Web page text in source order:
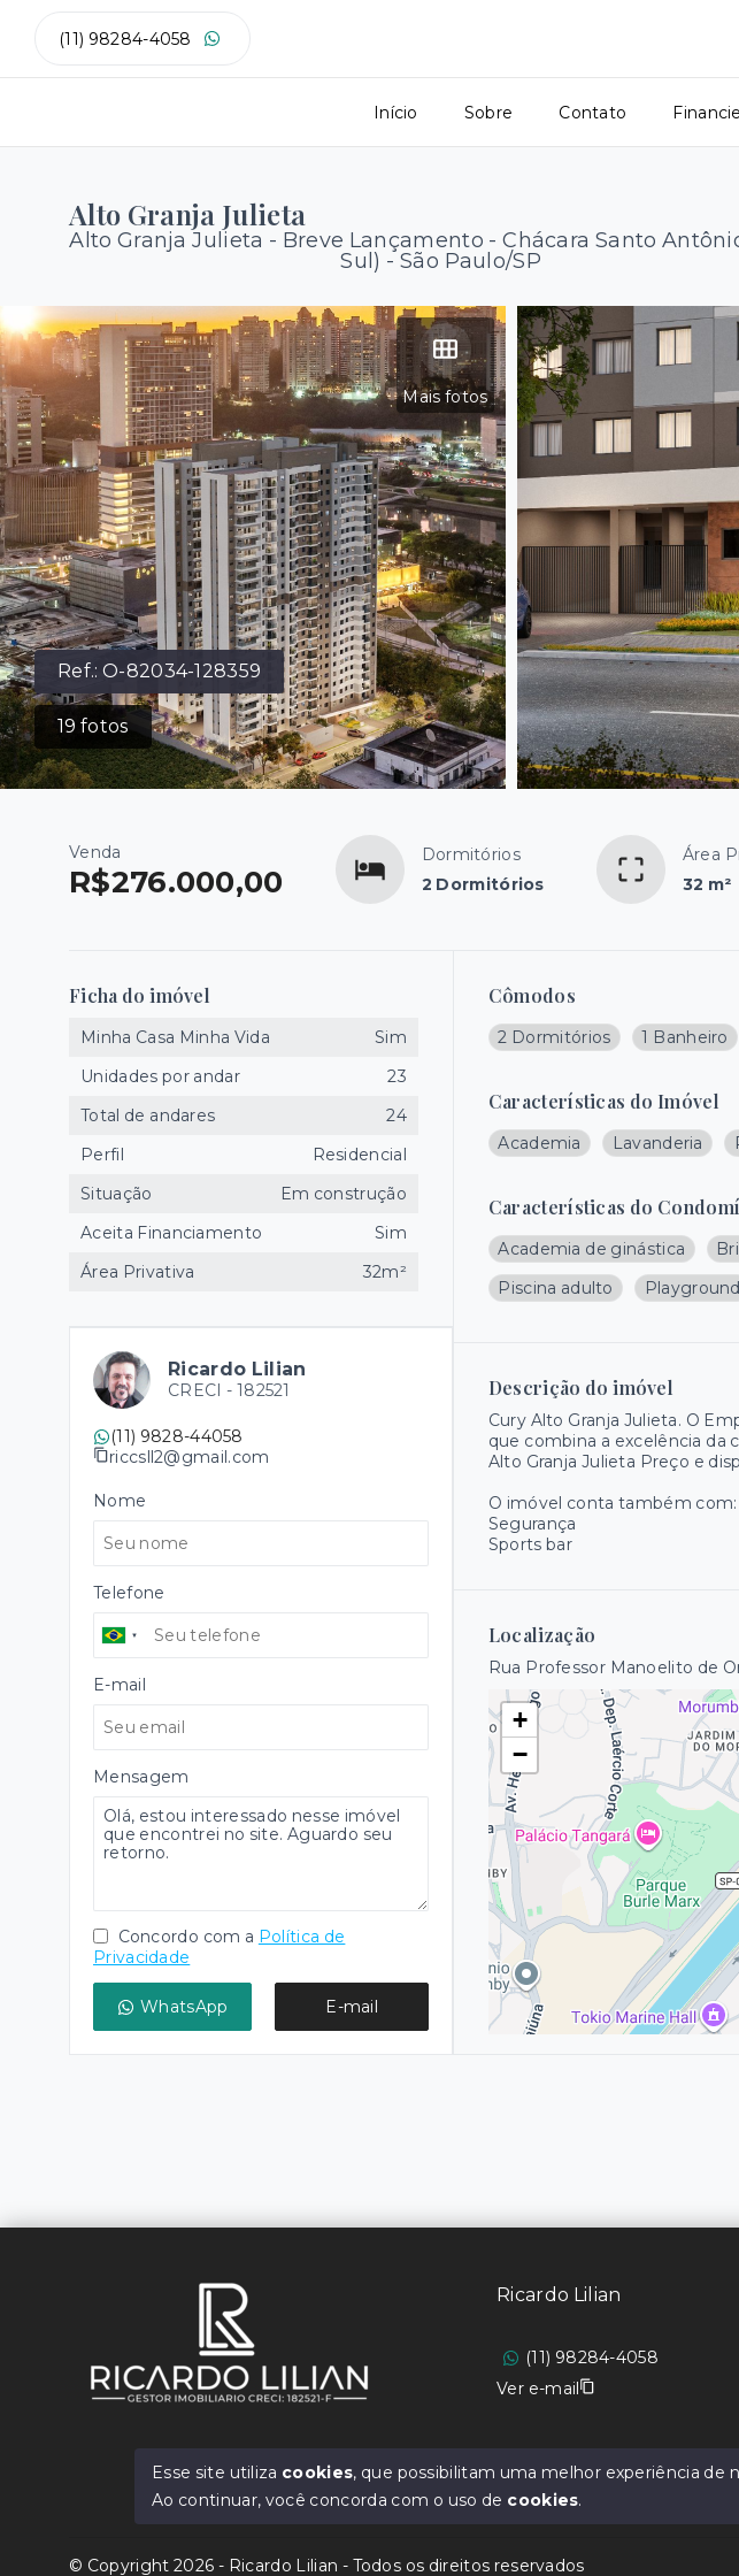
(11) 98284-4058
Início Sobre Contato Financie
Alto Granja Julieta
Alto Granja Julieta - Breve Lançamento -Chácara Santo
Sul) - São Paulo/SP
Ref.:O-82034-128359
19 fotos
Mais fotos
Venda
R$276.000,00
Dormitórios
2 Dormitórios
Área
32 m²
Cômodos
2 Dormitórios 1 Banheiro
Características do Imóvel
Academia Lavanderia
Características do
Academia de ginástica
Piscina adulto
Playground
Descrição do imóvel
Cury Alto Granja Julieta. O
que combina a excelência da
Alto Granja Julieta Preço e
O imóvel conta também com:
Segurança
Sports bar
Localização
Rua Professor Manoelito de
+
−
Ficha do imóvel
Minha Casa Minha Vida
Sim
Unidades por andar
23
Total de andares
24
Perfil
Residencial
Situação
Em construção
Aceita Financiamento
Sim
Área Privativa
32m²
Ricardo Lilian
CRECI - 182521
(11) 9828-44058
riccsll2@gmail.com
Nome
Telefone
E-mail
Mensagem
Concordo com a Política de
Privacidade
WhatsApp E-mail
Ricardo Lilian
(11) 98284-4058
Ver e-mail
© Copyright 2026 - Ricardo Lilian - Todos os direitos reservados
Esse site utiliza cookies, que possibilitam uma melhor experiência de
Ao continuar, você concorda com o uso de cookies.